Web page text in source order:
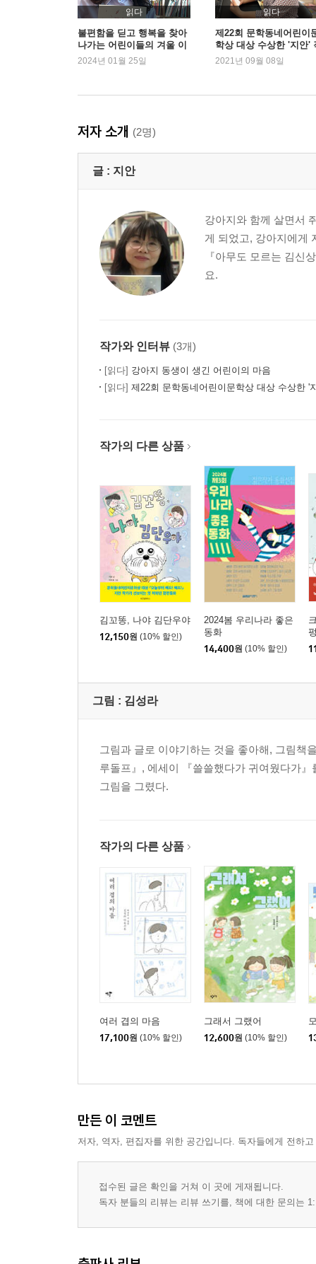
읽다
불편함을 딛고 행복을 찾아
나가는 어린이들의 겨울 이
야기
2024년 01월 25일
읽다
제22회 문학동네어린이
학상 대상 수상한 '지안'
가
2021년 09월 08일
저자 소개 (2명)
글 : 지안
강아지와 함께 살면서
게 되었고, 강아지에게
『아무도 모르는 김신
요.
작가와 인터뷰 (3개)
[읽다] 강아지 동생이 생긴 어린이의 마음
[읽다] 제22회 문학동네어린이문학상 대상 수상한 '
작가의 다른 상품
김꼬똥, 나야 김단우야
12,150원 (10% 할인)
2024봄 우리나라 좋은
동화
14,400원 (10% 할인)
그림 : 김성라
그림과 글로 이야기하는 것을 좋아해, 그림책
루돌프』, 에세이 『쓸쓸했다가 귀여웠다가
그림을 그렸다.
작가의 다른 상품
여러 겹의 마음
17,100원 (10% 할인)
그래서 그랬어
12,600원 (10% 할인)
만든 이 코멘트
저자, 역자, 편집자를 위한 공간입니다. 독자들에게 전하
접수된 글은 확인을 거쳐 이 곳에 게재됩니다.
독자 분들의 리뷰는 리뷰 쓰기를, 책에 대한 문의는